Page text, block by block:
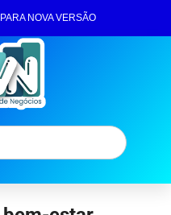
NOVA VERSÃO